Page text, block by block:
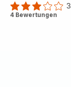
Bewertung
3
4 Bewertungen